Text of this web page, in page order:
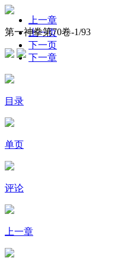
第一神拳第70卷-1/93
上一章
上一页
下一页
下一章
目录
单页
评论
上一章